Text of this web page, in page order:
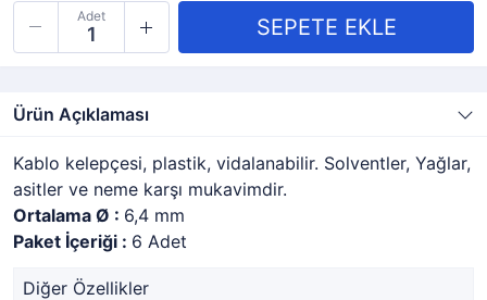
Adet
Ürün Açıklaması
Kablo kelepçesi, plastik, vidalanabilir. Solventler, Yağlar,
asitler ve neme karşı mukavimdir.
Ortalama Ø : 6,4 mm
Paket İçeriği : 6 Adet
Diğer Özellikler